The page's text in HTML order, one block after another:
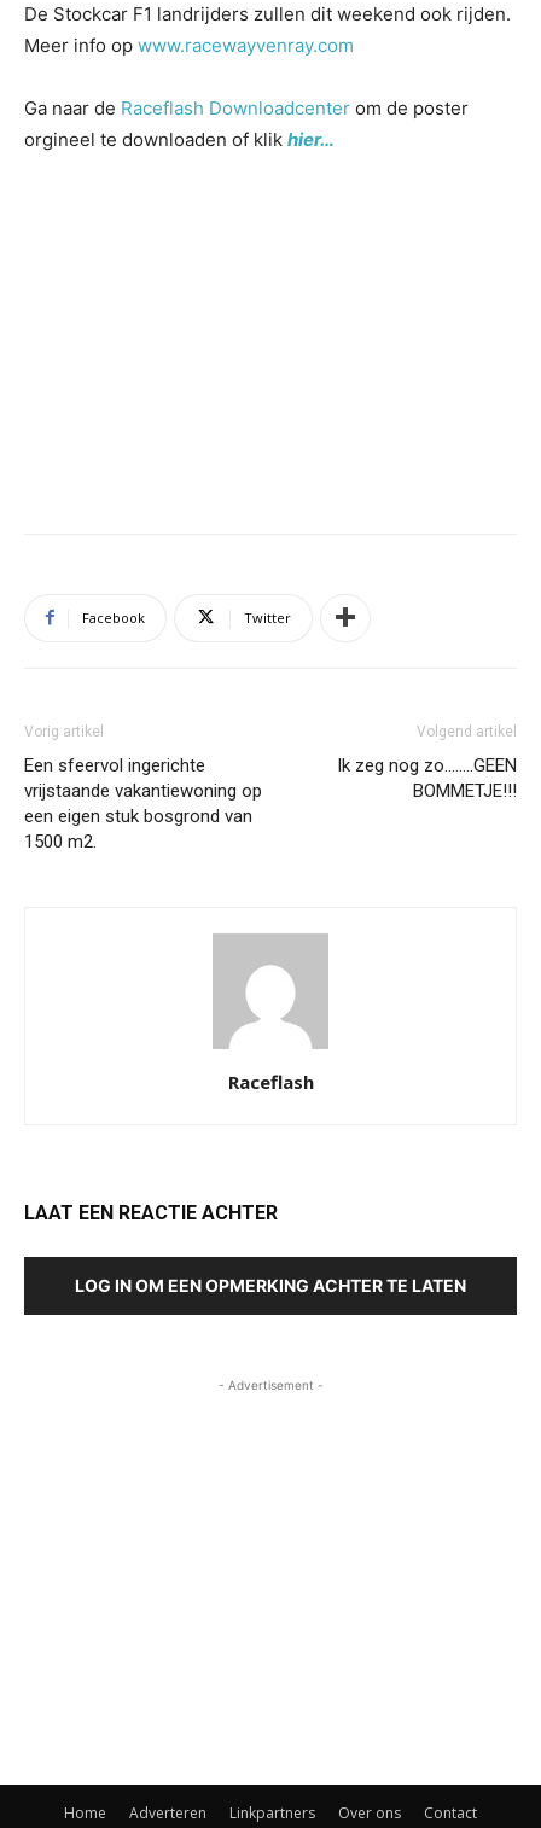
De Stockcar F1 landrijders zullen dit weekend ook rijden.
Meer info op www.racewayvenray.com
Ga naar de Raceflash Downloadcenter om de poster
orgineel te downloaden of klik hier…
Facebook Twitter
Vorig artikel
Een sfeervol ingerichte
vrijstaande vakantiewoning op
een eigen stuk bosgrond van
1500 m2.
Volgend artikel
Ik zeg nog zo……..GEEN
BOMMETJE!!!
Raceflash
LAAT EEN REACTIE ACHTER
LOG IN OM EEN OPMERKING ACHTER TE LATEN
- Advertisement -
Home Adverteren Linkpartners Over ons Contact